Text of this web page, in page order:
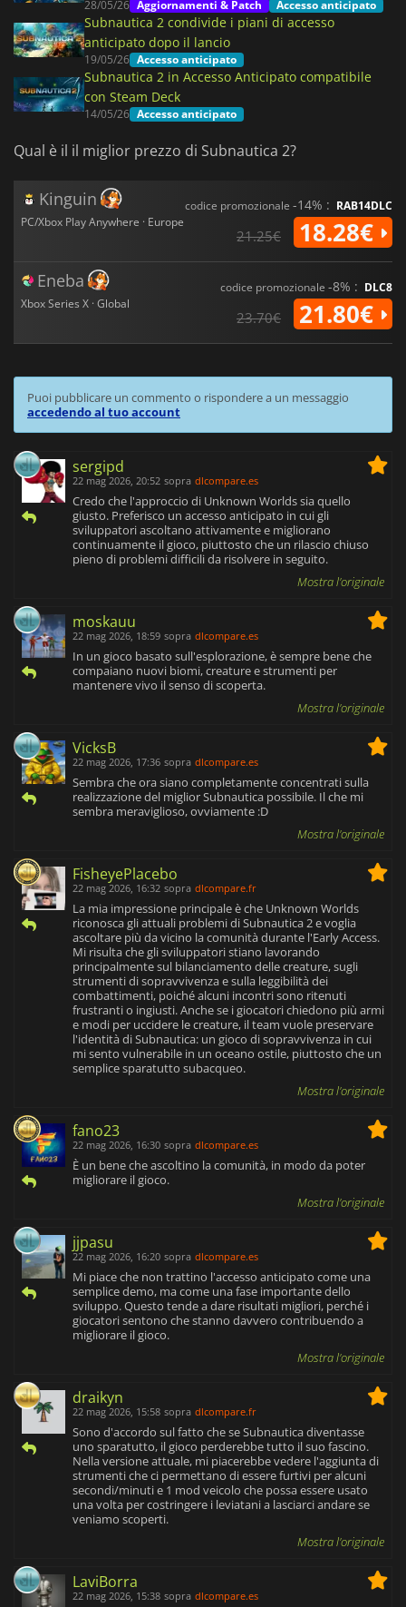
28/05/26 Aggiornamenti & Patch Accesso anticipato
Subnautica 2 condivide i piani di accesso
anticipato dopo il lancio
19/05/26 Accesso anticipato
Subnautica 2 in Accesso Anticipato compatibile
con Steam Deck
14/05/26 Accesso anticipato
Qual è il il miglior prezzo di Subnautica 2?
Kinguin
PC/Xbox Play Anywhere · Europe
codice promozionale -14% : RAB14DLC
21.25€ 18.28€
Eneba
Xbox Series X · Global
codice promozionale -8% : DLC8
23.70€ 21.80€
Puoi pubblicare un commento o rispondere a un messaggio
accedendo al tuo account
sergipd
22 mag 2026, 20:52 sopra dlcompare.es
Credo che l'approccio di Unknown Worlds sia quello
giusto. Preferisco un accesso anticipato in cui gli
sviluppatori ascoltano attivamente e migliorano
continuamente il gioco, piuttosto che un rilascio chiuso
pieno di problemi difficili da risolvere in seguito.
Mostra l'originale
moskauu
22 mag 2026, 18:59 sopra dlcompare.es
In un gioco basato sull'esplorazione, è sempre bene che
compaiano nuovi biomi, creature e strumenti per
mantenere vivo il senso di scoperta.
Mostra l'originale
VicksB
22 mag 2026, 17:36 sopra dlcompare.es
Sembra che ora siano completamente concentrati sulla
realizzazione del miglior Subnautica possibile. Il che mi
sembra meraviglioso, ovviamente :D
Mostra l'originale
FisheyePlacebo
22 mag 2026, 16:32 sopra dlcompare.fr
La mia impressione principale è che Unknown Worlds
riconosca gli attuali problemi di Subnautica 2 e voglia
ascoltare più da vicino la comunità durante l'Early Access.
Mi risulta che gli sviluppatori stiano lavorando
principalmente sul bilanciamento delle creature, sugli
strumenti di sopravvivenza e sulla leggibilità dei
combattimenti, poiché alcuni incontri sono ritenuti
frustranti o ingiusti. Anche se i giocatori chiedono più armi
e modi per uccidere le creature, il team vuole preservare
l'identità di Subnautica: un gioco di sopravvivenza in cui
mi sento vulnerabile in un oceano ostile, piuttosto che un
semplice sparatutto subacqueo.
Mostra l'originale
fano23
22 mag 2026, 16:30 sopra dlcompare.es
È un bene che ascoltino la comunità, in modo da poter
migliorare il gioco.
Mostra l'originale
jjpasu
22 mag 2026, 16:20 sopra dlcompare.es
Mi piace che non trattino l'accesso anticipato come una
semplice demo, ma come una fase importante dello
sviluppo. Questo tende a dare risultati migliori, perché i
giocatori sentono che stanno davvero contribuendo a
migliorare il gioco.
Mostra l'originale
draikyn
22 mag 2026, 15:58 sopra dlcompare.fr
Sono d'accordo sul fatto che se Subnautica diventasse
uno sparatutto, il gioco perderebbe tutto il suo fascino.
Nella versione attuale, mi piacerebbe vedere l'aggiunta di
strumenti che ci permettano di essere furtivi per alcuni
secondi/minuti e 1 mod veicolo che possa essere usato
una volta per costringere i leviatani a lasciarci andare se
veniamo scoperti.
Mostra l'originale
LaviBorra
22 mag 2026, 15:38 sopra dlcompare.es